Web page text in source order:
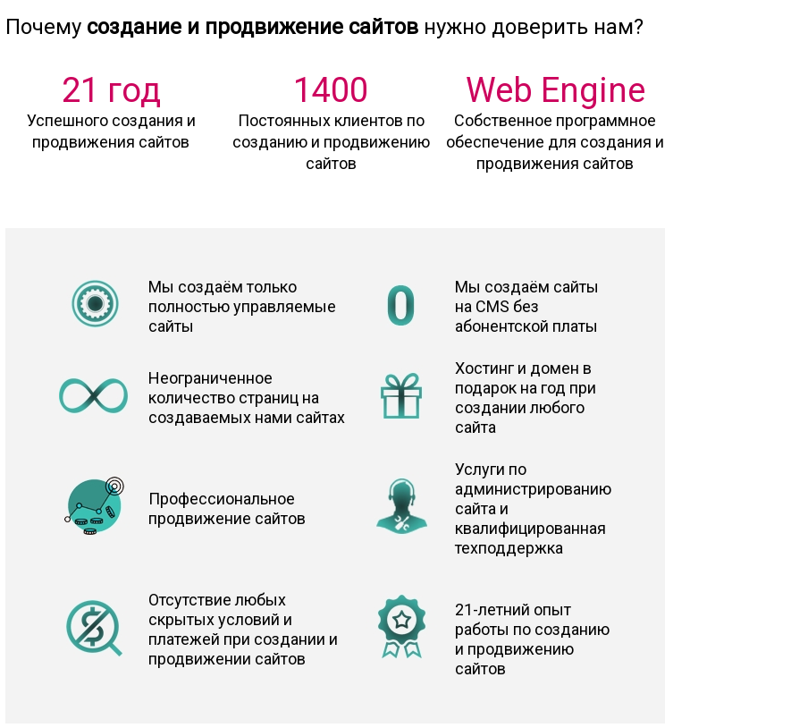
Почему создание и продвижение сайтов нужно доверить нам?
21 год
Успешного создания и
продвижения сайтов
1400
Постоянных клиентов по
созданию и продвижению
сайтов
Web Engine
Собственное программное
обеспечение для создания и
продвижения сайтов
Мы создаём только
полностью управляемые
сайты
Мы создаём сайты
на CMS без
абонентской платы
Неограниченное
количество страниц на
создаваемых нами сайтах
Хостинг и домен в
подарок на год при
создании любого
сайта
Профессиональное
продвижение сайтов
Услуги по
администрированию
сайта и
квалифицированная
техподдержка
Отсутствие любых
скрытых условий и
платежей при создании и
продвижении сайтов
21-летний опыт
работы по созданию
и продвижению
сайтов